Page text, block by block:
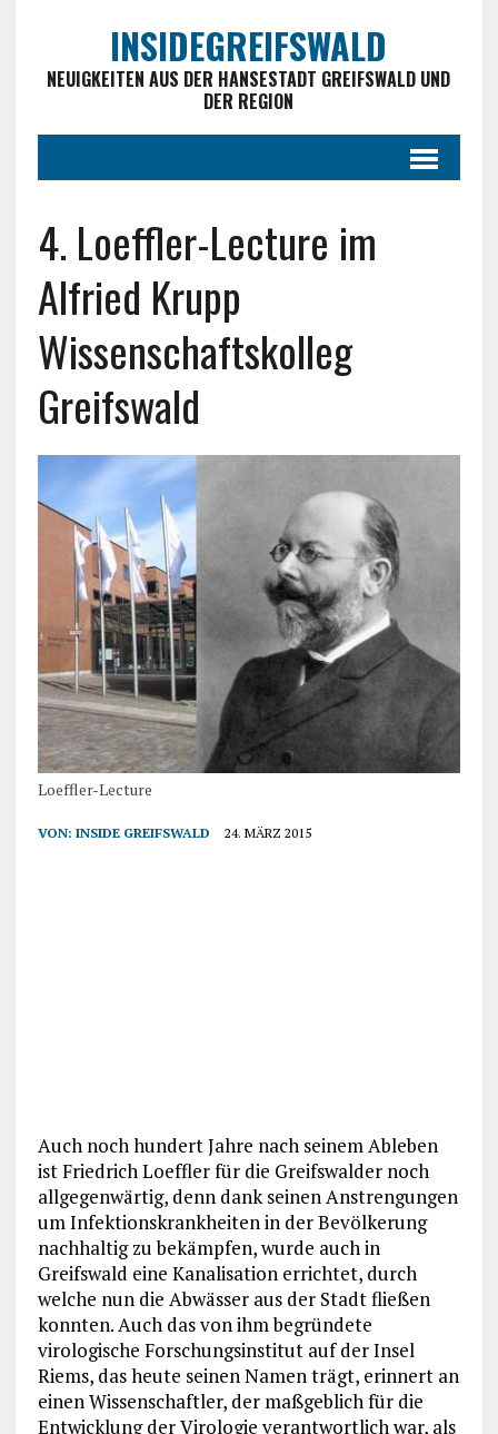
INSIDEGREIFSWALD
NEUIGKEITEN AUS DER HANSESTADT GREIFSWALD UND
DER REGION
4. Loeffler-Lecture im
Alfried Krupp
Wissenschaftskolleg
Greifswald
Loeffler-Lecture
VON: INSIDE GREIFSWALD 24. MÄRZ 2015
Auch noch hundert Jahre nach seinem Ableben
ist Friedrich Loeffler für die Greifswalder noch
allgegenwärtig, denn dank seinen Anstrengungen
um Infektionskrankheiten in der Bevölkerung
nachhaltig zu bekämpfen, wurde auch in
Greifswald eine Kanalisation errichtet, durch
welche nun die Abwässer aus der Stadt fließen
konnten. Auch das von ihm begründete
virologische Forschungsinstitut auf der Insel
Riems, das heute seinen Namen trägt, erinnert an
einen Wissenschaftler, der maßgeblich für die
Entwicklung der Virologie verantwortlich war, als